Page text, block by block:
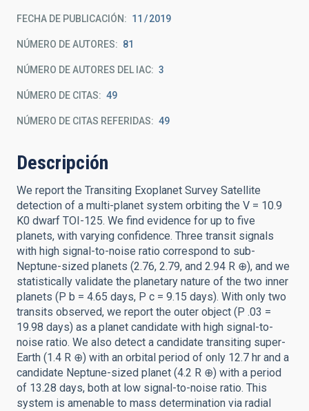
FECHA DE PUBLICACIÓN: 11 2019
NÚMERO DE AUTORES 81
NÚMERO DE AUTORES DEL IAC 3
NÚMERO DE CITAS 49
NÚMERO DE CITAS REFERIDAS 49
Descripción
We report the Transiting Exoplanet Survey Satellite
detection of a multi-planet system orbiting the V = 10.9
K0 dwarf TOI-125. We find evidence for up to five
planets, with varying confidence. Three transit signals
with high signal-to-noise ratio correspond to sub-
Neptune-sized planets (2.76, 2.79, and 2.94 R ⊕), and we
statistically validate the planetary nature of the two inner
planets (P b = 4.65 days, P c = 9.15 days). With only two
transits observed, we report the outer object (P .03 =
19.98 days) as a planet candidate with high signal-to-
noise ratio. We also detect a candidate transiting super-
Earth (1.4 R ⊕) with an orbital period of only 12.7 hr and a
candidate Neptune-sized planet (4.2 R ⊕) with a period
of 13.28 days, both at low signal-to-noise ratio. This
system is amenable to mass determination via radial